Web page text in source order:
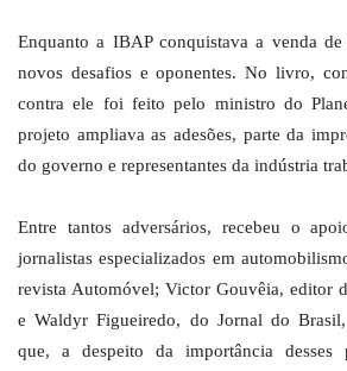
Enquanto a IBAP conquistava a venda
novos desafios e oponentes. No livro,
contra ele foi feito pelo ministro do
projeto ampliava as adesões, parte da
do governo e representantes da indústria
Entre tantos adversários, recebeu o
jornalistas especializados em
revista Automóvel; Victor Gouvêia, editor
e Waldyr Figueiredo, do Jornal do
que, a despeito da importância desses